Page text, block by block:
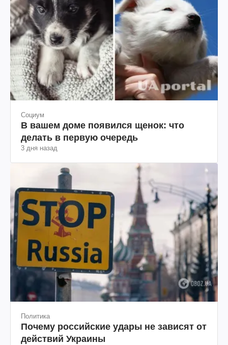
Социум
В вашем доме появился щенок: что
делать в первую очередь
3 дня назад
Политика
Почему российские удары не зависят от
действий Украины